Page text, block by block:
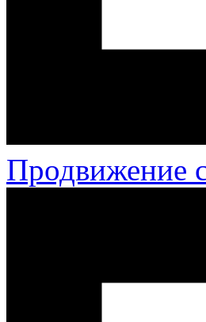
Продвижение